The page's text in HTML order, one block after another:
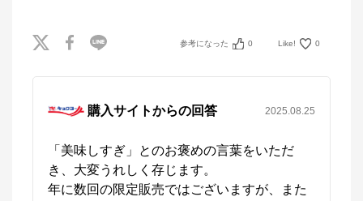
参考になった 0 Like! 0
購入サイトからの回答 2025.08.25
「美味しすぎ」とのお褒めの言葉をいただ
き、大変うれしく存じます。
年に数回の限定販売ではございますが、また
公式ECサイト
※外部サイトが開きます
キョクヨーストアからのコメント